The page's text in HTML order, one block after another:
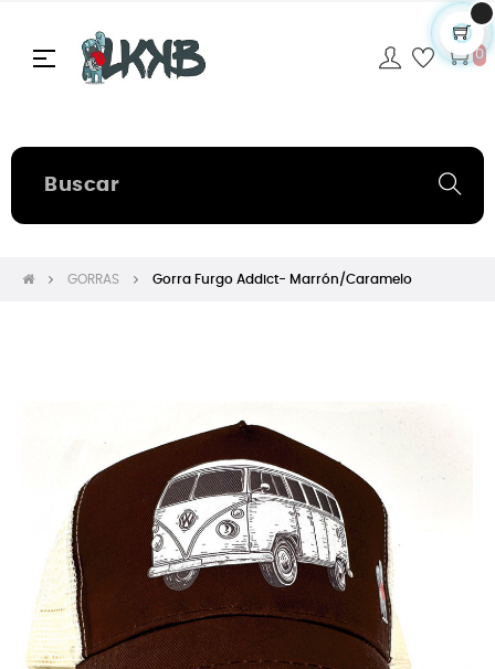
Navegación
☰ 0
GORRAS Gorra Furgo Addict- Marrón/Caramelo